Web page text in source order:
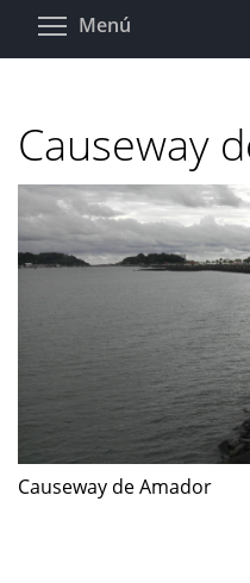
Pasar
Menú
Causeway
Causeway de Amador